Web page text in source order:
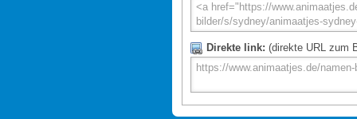
Direkte link: (direkte URL zum